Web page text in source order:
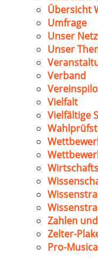
Übersicht
Umfrage
Unser
Unser
Verband
Vielfalt
Vielfältige
Zahlen
Zelter-
Pro-